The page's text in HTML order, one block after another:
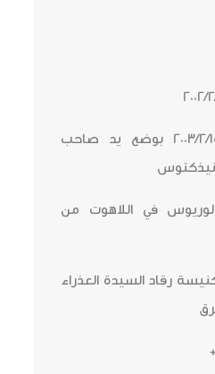
2003/2/15 بوضع يد صاحب
في اللاهوت من
رقاد السيدة العذراء